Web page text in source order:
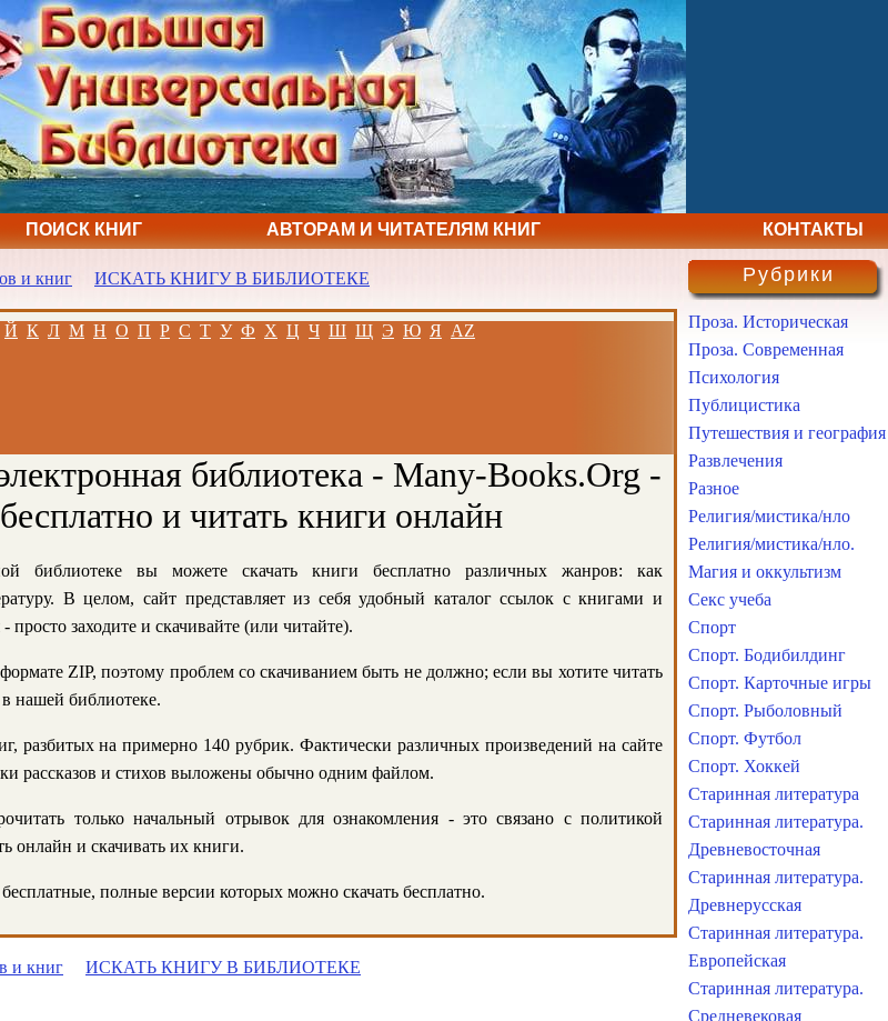
ПОИСК КНИГ АВТОРАМ И ЧИТАТЕЛЯМ КНИГ КОНТАКТЫ
и книг ИСКАТЬ КНИГУ В БИБЛИОТЕКЕ
Й К Л М Н О П Р С Т У Ф Х Ц Ч Ш Щ Э Ю Я AZ
библиотека - Many-Books.Org -
и читать книги онлайн
библиотеке вы можете скачать книги бесплатно различных жанров: как
В целом, сайт представляет из себя удобный каталог ссылок с книгами и
заходите и скачивайте (или читайте).
ZIP, поэтому проблем со скачиванием быть не должно; если вы хотите читать
нашей библиотеке.
разбитых на примерно 140 рубрик. Фактически различных произведений на сайте
рассказов и стихов выложены обычно одним файлом.
только начальный отрывок для ознакомления - это связано с политикой
онлайн и скачивать их книги.
полные версии которых можно скачать бесплатно.
и книг ИСКАТЬ КНИГУ В БИБЛИОТЕКЕ
Рубрики
Проза. Историческая
Проза. Современная
Психология
Публицистика
Путешествия и география
Развлечения
Разное
Религия/мистика/нло
Религия/мистика/нло.
Магия и оккультизм
Секс учеба
Спорт
Спорт. Бодибилдинг
Спорт. Карточные игры
Спорт. Рыболовный
Спорт. Футбол
Спорт. Хоккей
Старинная литература
Старинная литература.
Древневосточная
Старинная литература.
Древнерусская
Старинная литература.
Европейская
Старинная литература.
Средневековая